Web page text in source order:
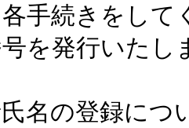
手続きをして
を発行いたし
名の登録につ